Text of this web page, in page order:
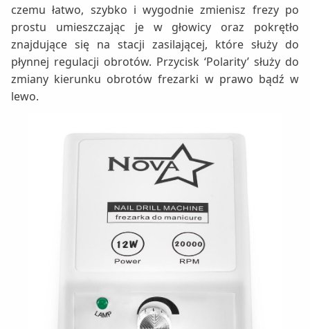
czemu łatwo, szybko i wygodnie zmienisz frezy po
prostu umieszczając je w głowicy oraz pokrętło
znajdujące się na stacji zasilającej, które służy do
płynnej regulacji obrotów. Przycisk ‘Polarity’ służy do
zmiany kierunku obrotów frezarki w prawo bądź w
lewo.